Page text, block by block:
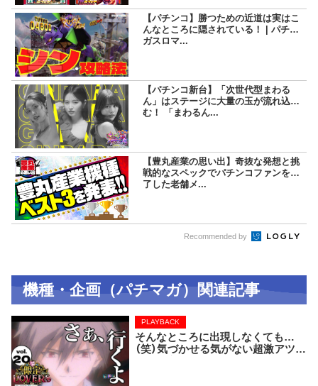
【パチンコ】勝つための近道は実はこ
んなところに隠されている！ | パチマ
ガスロマ...
【パチンコ新台】「次世代型まわる
ん」はステージに大量の玉が流れ込
む！ 「まわるん...
【豊丸産業の思い出】奇抜な発想と挑
戦的なスペックでパチンコファンを魅
了した老舗メ...
Recommended by
機種・企画（パチマガ）関連記事
そんなところに出現しなくても…
（笑）気づかせる気がない超激アツ演
PLAYBACK